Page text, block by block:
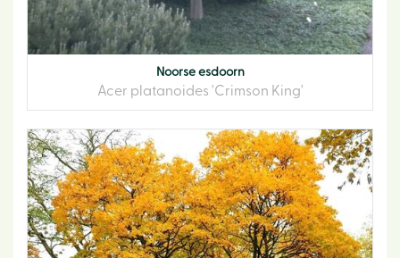
Noorse esdoorn
Acer platanoides 'Crimson King'